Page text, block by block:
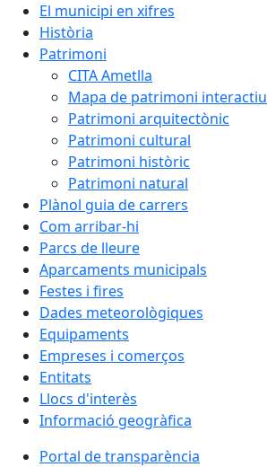
El municipi en xifres
Història
Patrimoni
CITA Ametlla
Mapa de patrimoni interactiu
Patrimoni arquitectònic
Patrimoni cultural
Patrimoni històric
Patrimoni natural
Plànol guia de carrers
Com arribar-hi
Parcs de lleure
Aparcaments municipals
Festes i fires
Dades meteorològiques
Equipaments
Empreses i comerços
Entitats
Llocs d'interès
Informació geogràfica
Portal de transparència